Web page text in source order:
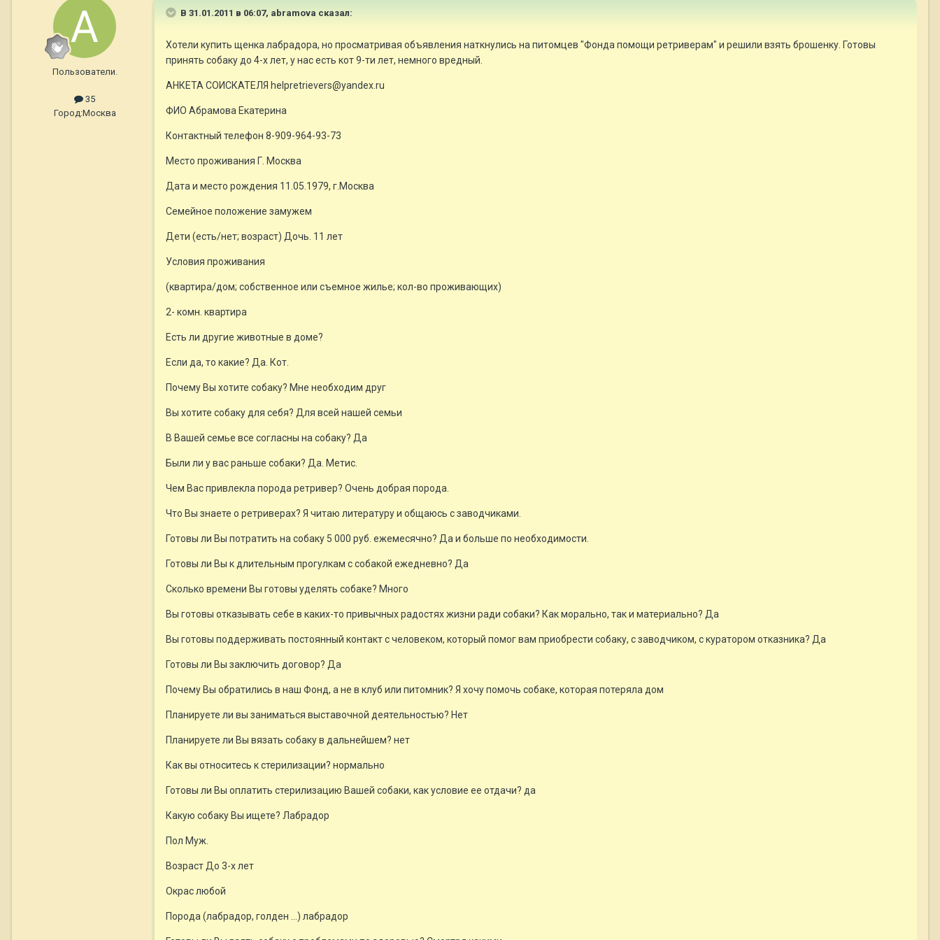
Пользователи.
35
Город:Москва
В 31.01.2011 в 06:07, abramova сказал:
Хотели купить щенка лабрадора, но просматривая объявления наткнулись на питомцев "Фонда помощи ретриверам" и решили взять брошенку. Готовы
принять собаку до 4-х лет, у нас есть кот 9-ти лет, немного вредный.
АНКЕТА СОИСКАТЕЛЯ helpretrievers@yandex.ru
ФИО Абрамова Екатерина
Контактный телефон 8-909-964-93-73
Место проживания Г. Москва
Дата и место рождения 11.05.1979, г.Москва
Семейное положение замужем
Дети (есть/нет; возраст) Дочь. 11 лет
Условия проживания
(квартира/дом; собственное или съемное жилье; кол-во проживающих)
2- комн. квартира
Есть ли другие животные в доме?
Если да, то какие? Да. Кот.
Почему Вы хотите собаку? Мне необходим друг
Вы хотите собаку для себя? Для всей нашей семьи
В Вашей семье все согласны на собаку? Да
Были ли у вас раньше собаки? Да. Метис.
Чем Вас привлекла порода ретривер? Очень добрая порода.
Что Вы знаете о ретриверах? Я читаю литературу и общаюсь с заводчиками.
Готовы ли Вы потратить на собаку 5 000 руб. ежемесячно? Да и больше по необходимости.
Готовы ли Вы к длительным прогулкам с собакой ежедневно? Да
Сколько времени Вы готовы уделять собаке? Много
Вы готовы отказывать себе в каких-то привычных радостях жизни ради собаки? Как морально, так и материально? Да
Вы готовы поддерживать постоянный контакт с человеком, который помог вам приобрести собаку, с заводчиком, с куратором отказника? Да
Готовы ли Вы заключить договор? Да
Почему Вы обратились в наш Фонд, а не в клуб или питомник? Я хочу помочь собаке, которая потеряла дом
Планируете ли вы заниматься выставочной деятельностью? Нет
Планируете ли Вы вязать собаку в дальнейшем? нет
Как вы относитесь к стерилизации? нормально
Готовы ли Вы оплатить стерилизацию Вашей собаки, как условие ее отдачи? да
Какую собаку Вы ищете? Лабрадор
Пол Муж.
Возраст До 3-х лет
Окрас любой
Порода (лабрадор, голден …) лабрадор